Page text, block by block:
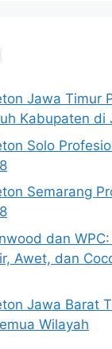
Jawa Timur
Kabupaten di
Solo
Semarang
dan
Awet, dan
Jawa Barat
Wilayah